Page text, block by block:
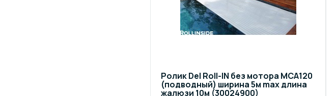
Ролик Del Roll-IN без мотора МСА120
(подводный) ширина 5м max длина
жалюзи 10м (30024900)